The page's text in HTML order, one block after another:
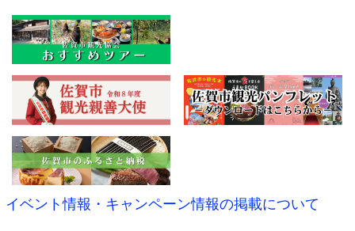
イベント情報・キャンペーン情報の掲載について